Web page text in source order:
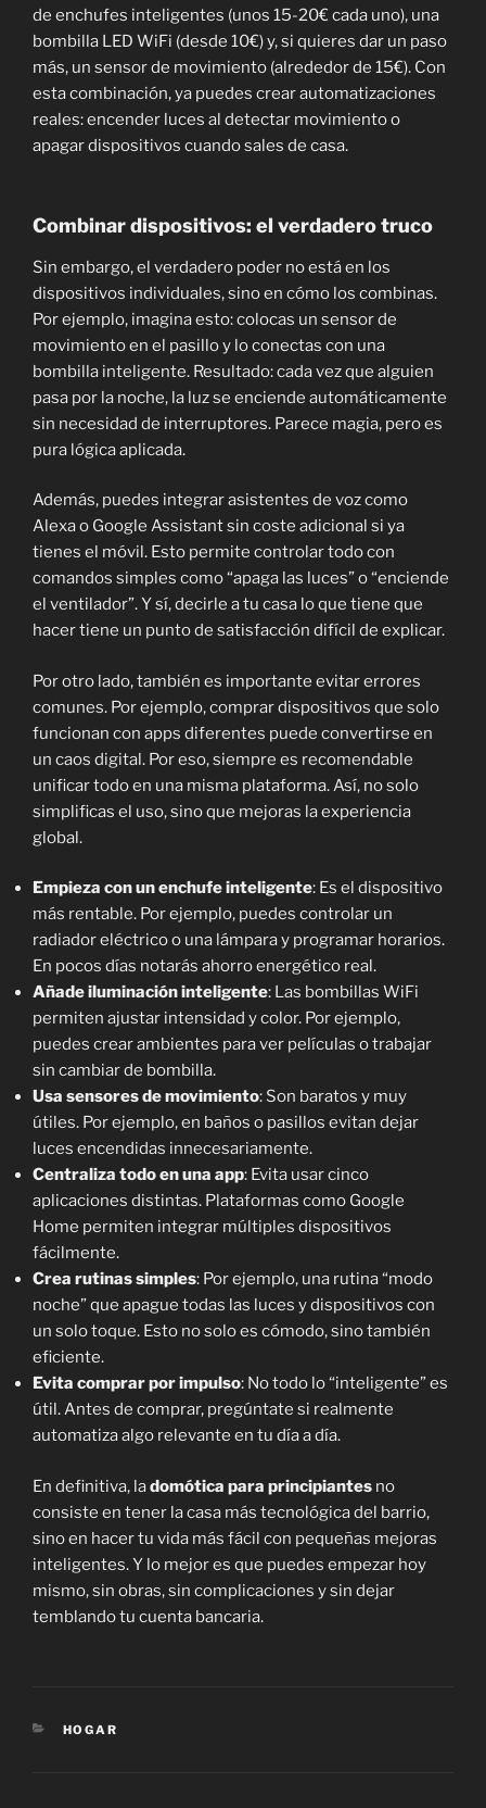
de enchufes inteligentes (unos 15-20€ cada uno), una
bombilla LED WiFi (desde 10€) y, si quieres dar un paso
más, un sensor de movimiento (alrededor de 15€). Con
esta combinación, ya puedes crear automatizaciones
reales: encender luces al detectar movimiento o
apagar dispositivos cuando sales de casa.
Combinar dispositivos: el verdadero truco
Sin embargo, el verdadero poder no está en los
dispositivos individuales, sino en cómo los combinas.
Por ejemplo, imagina esto: colocas un sensor de
movimiento en el pasillo y lo conectas con una
bombilla inteligente. Resultado: cada vez que alguien
pasa por la noche, la luz se enciende automáticamente
sin necesidad de interruptores. Parece magia, pero es
pura lógica aplicada.
Además, puedes integrar asistentes de voz como
Alexa o Google Assistant sin coste adicional si ya
tienes el móvil. Esto permite controlar todo con
comandos simples como “apaga las luces” o “enciende
el ventilador”. Y sí, decirle a tu casa lo que tiene que
hacer tiene un punto de satisfacción difícil de explicar.
Por otro lado, también es importante evitar errores
comunes. Por ejemplo, comprar dispositivos que solo
funcionan con apps diferentes puede convertirse en
un caos digital. Por eso, siempre es recomendable
unificar todo en una misma plataforma. Así, no solo
simplificas el uso, sino que mejoras la experiencia
global.
Empieza con un enchufe inteligente: Es el dispositivo
más rentable. Por ejemplo, puedes controlar un
radiador eléctrico o una lámpara y programar horarios.
En pocos días notarás ahorro energético real.
Añade iluminación inteligente: Las bombillas WiFi
permiten ajustar intensidad y color. Por ejemplo,
puedes crear ambientes para ver películas o trabajar
sin cambiar de bombilla.
Usa sensores de movimiento: Son baratos y muy
útiles. Por ejemplo, en baños o pasillos evitan dejar
luces encendidas innecesariamente.
Centraliza todo en una app: Evita usar cinco
aplicaciones distintas. Plataformas como Google
Home permiten integrar múltiples dispositivos
fácilmente.
Crea rutinas simples: Por ejemplo, una rutina “modo
noche” que apague todas las luces y dispositivos con
un solo toque. Esto no solo es cómodo, sino también
eficiente.
Evita comprar por impulso: No todo lo “inteligente” es
útil. Antes de comprar, pregúntate si realmente
automatiza algo relevante en tu día a día.
En definitiva, ladomótica para principiantes no
consiste en tener la casa más tecnológica del barrio,
sino en hacer tu vida más fácil con pequeñas mejoras
inteligentes. Y lo mejor es que puedes empezar hoy
mismo, sin obras, sin complicaciones y sin dejar
temblando tu cuenta bancaria.
CATEGORÍAS
HOGAR